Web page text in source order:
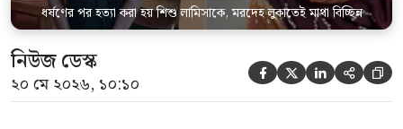
ধর্ষণের পর হত্যা করা হয় শিশু লামিসাকে, মরদেহ লুকাতেই মাথা বিচ্ছিন্ন
নিউজ ডেস্ক
২০ মে ২০২৬, ১০:১০     